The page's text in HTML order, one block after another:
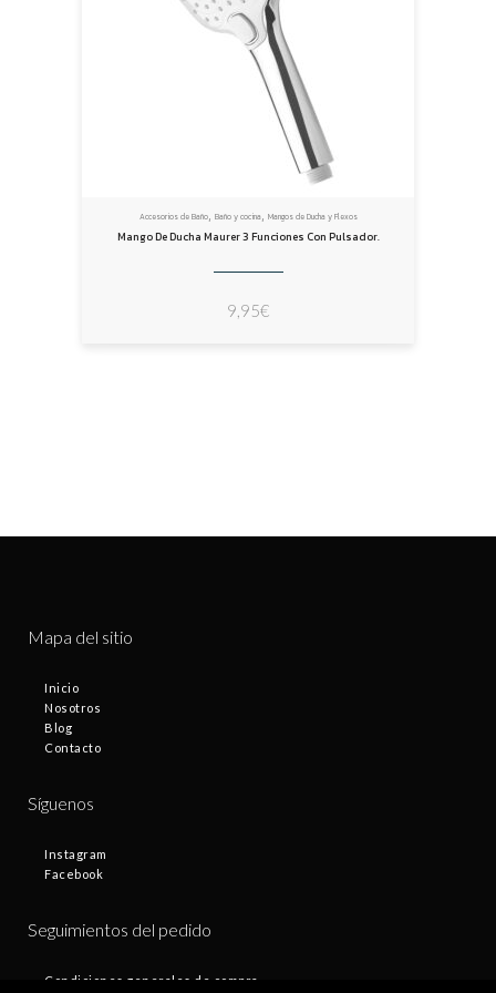
Accesorios de Baño, Baño y cocina, Mangos de Ducha y Flexos
Mango De Ducha Maurer 3 Funciones Con Pulsador.
9,95€
Mapa del sitio
Inicio
Nosotros
Blog
Contacto
Síguenos
Instagram
Facebook
Seguimientos del pedido
Condiciones generales de compra